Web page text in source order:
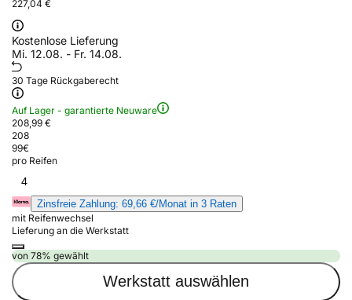
227,04 €
Kostenlose Lieferung
Mi. 12.08. - Fr. 14.08.
30 Tage Rückgaberecht
Auf Lager - garantierte Neuware
208,99 €
208
99€
pro Reifen
4
Zinsfreie Zahlung: 69,66 €/Monat in 3 Raten
mit Reifenwechsel
Lieferung an die Werkstatt
von 78% gewählt
Werkstatt auswählen